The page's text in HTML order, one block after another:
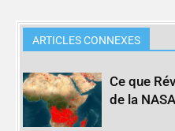
ARTICLES CONNEXES
Ce que
de la NASA